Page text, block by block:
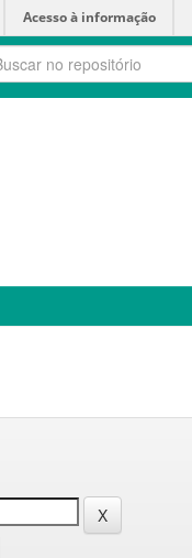
Acesso à informação